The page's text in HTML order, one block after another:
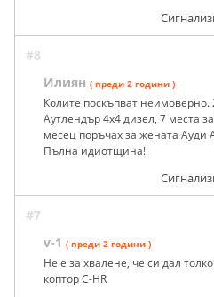
#8
Илиян ( преди 2 години )
Колите поскъпват
Аутлендър 4х4 дизел, 7 места
месец поръчах за жената Ауди
Пълна идиотщина!
#7
v-1 ( преди 2 години )
Не е за хвалене, че си дал
коптор C-HR